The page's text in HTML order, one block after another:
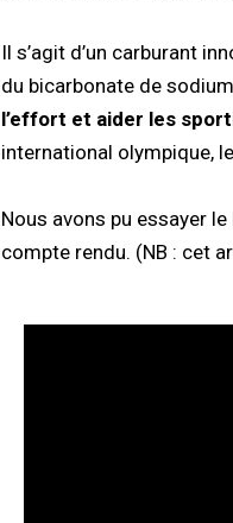
Il s’agit d’un carburant
du bicarbonate de
l’effort et aider les
international olympique,
Nous avons pu essayer
compte rendu. (NB : cet